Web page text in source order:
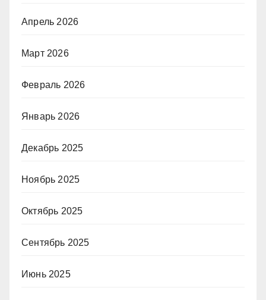
Апрель 2026
Март 2026
Февраль 2026
Январь 2026
Декабрь 2025
Ноябрь 2025
Октябрь 2025
Сентябрь 2025
Июнь 2025